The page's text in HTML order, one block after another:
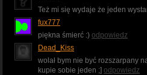
Też mi się wydaje że jeden
fux777
piękna śmierć :) odpowiedz
Dead_Kiss
wolał bym nie być rozszarpany
kupie sobie jeden ;] odpowiedz